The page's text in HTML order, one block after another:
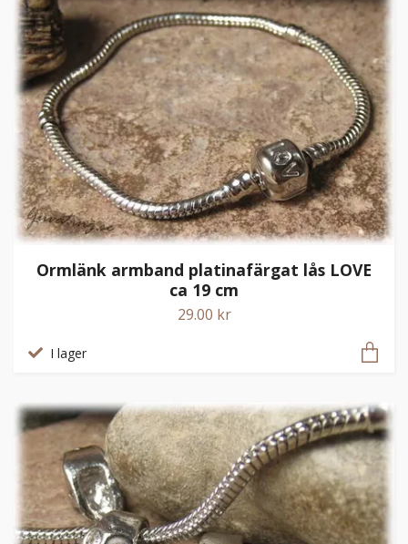
Ormlänk armband platinafärgat lås LOVE
ca 19 cm
29.00 kr
I lager